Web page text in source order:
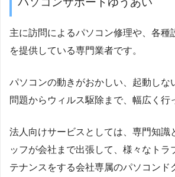
主に訪問によるパソコン修理や、各種
を提供している専門業者です。
パソコンの動きがおかしい、起動しな
問題からウィルス駆除まで、幅広く行
法人向けサービスとしては、専門知識
ッフが会社まで出張して、様々なトラ
テナンスをする会社専属のパソコンド